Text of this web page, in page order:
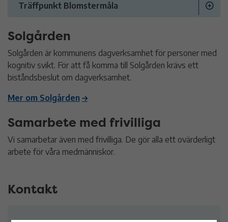
Träffpunkt Blomstermåla
Solgården
Solgården är kommunens dagverksamhet för personer med
kognitiv svikt. För att få komma till Solgården krävs ett
biståndsbeslut om dagverksamhet.
Mer om Solgården
Samarbete med frivilliga
Vi samarbetar även med frivilliga. De gör alla ett ovärderligt
arbete för våra medmänniskor.
Kontakt